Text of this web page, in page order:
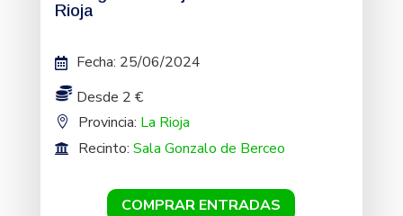
Rioja
Fecha: 25/06/2024
Desde 2 €
Provincia: La Rioja
Recinto: Sala Gonzalo de Berceo
COMPRAR ENTRADAS